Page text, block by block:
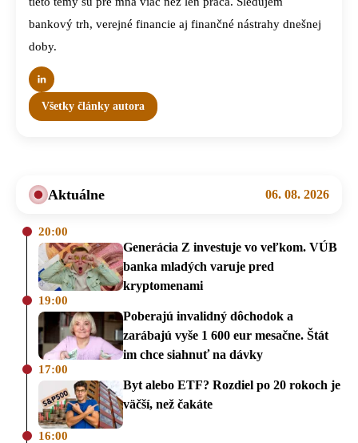
bankový trh, verejné financie aj finančné nástrahy dnešnej
doby.
Všetky články autora
Aktuálne 06. 08. 2026
20:00
Generácia Z investuje vo veľkom. VÚB
banka mladých varuje pred
kryptomenami
19:00
Poberajú invalidný dôchodok a
zarábajú vyše 1 600 eur mesačne. Štát
im chce siahnuť na dávky
17:00
Byt alebo ETF? Rozdiel po 20 rokoch je
väčší, než čakáte
16:00